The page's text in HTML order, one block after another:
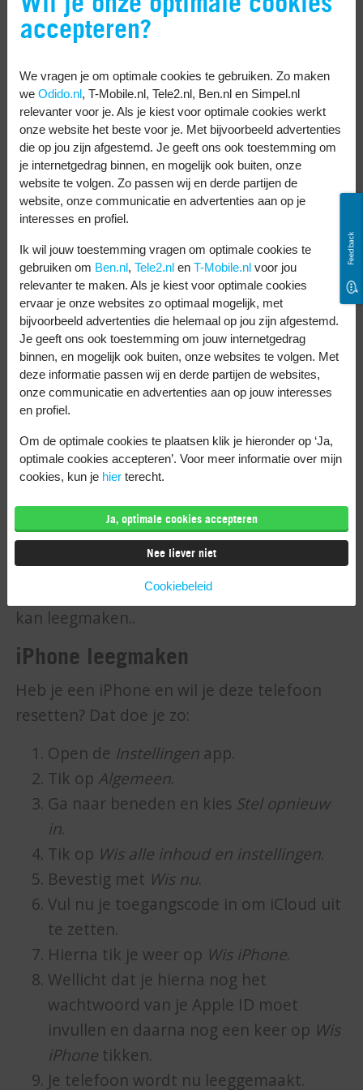
telefoon
back-up maken. Dat werkt bij de ene
Android telefoon net wat anders dan bij de
andere. Maar meestal kun je dit doen:
Open het instellingenmenu op je
telefoon.
Ga naarSysteem
KiesBack-upen zet de slider bijBack-up
maken naar Google Drivenaar rechts.
Tik opNu back-up maken.
Je Android telefoon maakt nu een back-
up. Ook hier kan het even duren
voordat alles is gedaan.
Hoe maak ik mijn
telefoon leeg?
telefoon leeg?’ Dat gaat bij de iPhone
een Android telefoon, zoals één van
Samsung
, net even anders. Ik leg je hier
stap voor stap uit hoe je je oude telefoon
kan leegmaken..
iPhone leegmaken
Heb je een iPhone en wil je deze telefoon
resetten? Dat doe je zo:
Open de Instellingen app.
Tik op Algemeen.
Ga naar beneden en kies Stel opnieuw
in.
Tik op Wis alle inhoud en instellingen.
Bevestig met Wis nu.
Vul nu je toegangscode in om iCloud uit
te zetten.
Hierna tik je weer op Wis iPhone.
Wellicht dat je hierna nog het
wachtwoord van je Apple ID moet
invullen en daarna nog een keer op Wis
iPhone tikken.
Je telefoon wordt nu leeggemaakt.
Feedback
accepteren?
We vragen je om optimale cookies te gebruiken. Zo maken
we Odido.nl, T-Mobile.nl, Tele2.nl, Ben.nl en Simpel.nl
relevanter voor je. Als je kiest voor optimale cookies werkt
onze website het beste voor je. Met bijvoorbeeld advertenties
die op jou zijn afgestemd. Je geeft ons ook toestemming om
je internetgedrag binnen, en mogelijk ook buiten, onze
website te volgen. Zo passen wij en derde partijen de
website, onze communicatie en advertenties aan op je
interesses en profiel.
Ik wil jouw toestemming vragen om optimale cookies te
gebruiken om Ben.nl, Tele2.nl en T-Mobile.nl voor jou
relevanter te maken. Als je kiest voor optimale cookies
ervaar je onze websites zo optimaal mogelijk, met
bijvoorbeeld advertenties die helemaal op jou zijn afgestemd.
Je geeft ons ook toestemming om jouw internetgedrag
binnen, en mogelijk ook buiten, onze websites te volgen. Met
deze informatie passen wij en derde partijen de websites,
onze communicatie en advertenties aan op jouw interesses
en profiel.
Om de optimale cookies te plaatsen klik je hieronder op ‘Ja,
optimale cookies accepteren’. Voor meer informatie over mijn
cookies, kun je hier terecht.
Ja, optimale cookies accepteren
Nee liever niet
Cookiebeleid